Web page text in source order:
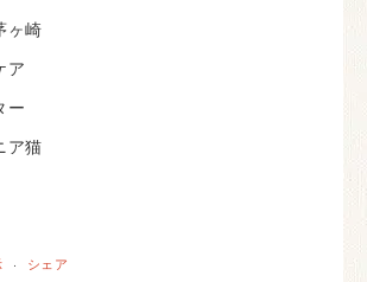
ヶ崎
ア
ー
ア猫
· シェア